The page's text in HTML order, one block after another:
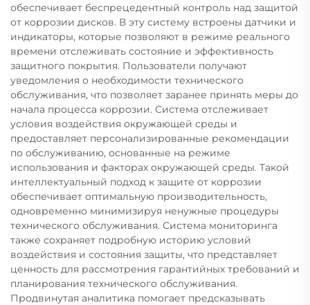
обеспечивает беспрецедентный контроль над защитой
от коррозии дисков. В эту систему встроены датчики и
индикаторы, которые позволяют в режиме реального
времени отслеживать состояние и эффективность
защитного покрытия. Пользователи получают
уведомления о необходимости технического
обслуживания, что позволяет заранее принять меры до
начала процесса коррозии. Система отслеживает
условия воздействия окружающей среды и
предоставляет персонализированные рекомендации
по обслуживанию, основанные на режиме
использования и факторах окружающей среды. Такой
интеллектуальный подход к защите от коррозии
обеспечивает оптимальную производительность,
одновременно минимизируя ненужные процедуры
технического обслуживания. Система мониторинга
также сохраняет подробную историю условий
воздействия и состояния защиты, что представляет
ценность для рассмотрения гарантийных требований и
планирования технического обслуживания.
Продвинутая аналитика помогает предсказывать